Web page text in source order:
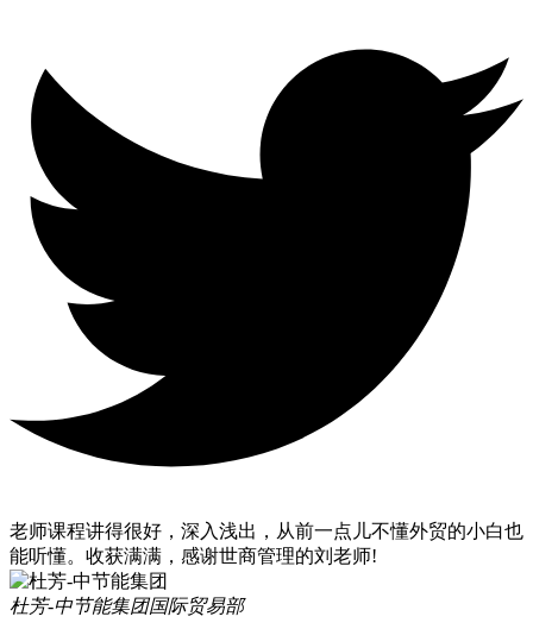
老师课程讲得很好，深入浅出，从前一点儿不懂外贸的小白也
能听懂。收获满满，感谢世商管理的刘老师!
杜芳-中节能集团国际贸易部